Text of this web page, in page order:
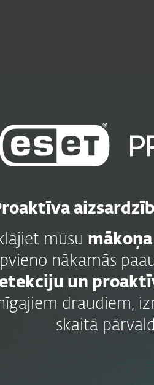
mūsu
nākamās
un
draudiem,
skaitā